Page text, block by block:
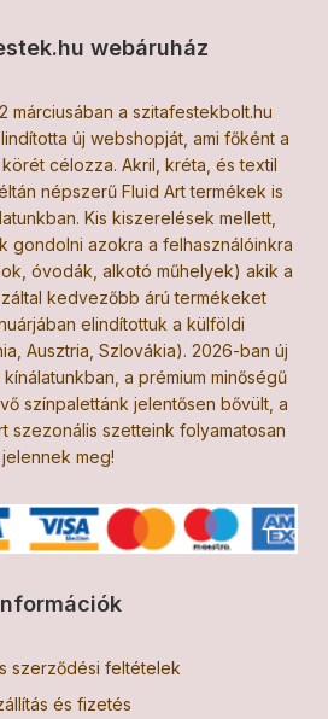
webáruház
márciusában a szitafestekbolt.hu
új webshopját, ami főként a
célozza. Akril, kréta, és textil
népszerű Fluid Art termékek is
Kis kiszerelések mellett,
gondolni azokra a felhasználóinkra
óvodák, alkotó műhelyek) akik a
kedvezőbb árú termékeket
elindítottuk a külföldi
Ausztria, Szlovákia). 2026-ban új
a prémium minőségű
színpalettánk jelentősen bővült, a
szezonális szetteink folyamatosan
jelennek meg!
szerződési feltételek
és fizetés